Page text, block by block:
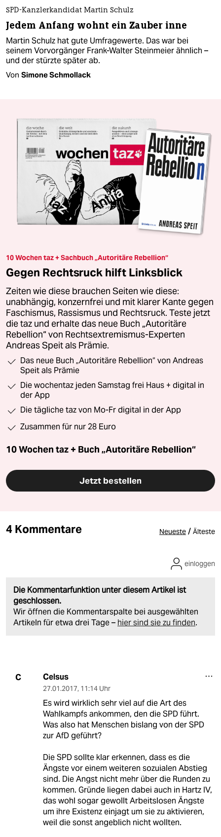
SPD-Kanzlerkandidat Martin Schulz
Jedem Anfang wohnt ein Zauber inne
Martin Schulz hat gute Umfragewerte. Das war bei
seinem Vorvorgänger Frank-Walter Steinmeier ähnlich –
und der stürzte später ab.
Von Simone Schmollack
10 Wochen taz + Sachbuch „Autoritäre Rebellion“
Gegen Rechtsruck hilft Linksblick
Zeiten wie diese brauchen Seiten wie diese:
unabhängig, konzernfrei und mit klarer Kante gegen
Faschismus, Rassismus und Rechtsruck. Teste jetzt
die taz und erhalte das neue Buch „Autoritäre
Rebellion“ von Rechtsextremismus-Experten
Andreas Speit als Prämie.
Das neue Buch „Autoritäre Rebellion“ von Andreas
Speit als Prämie
Die wochentaz jeden Samstag frei Haus + digital in
der App
Die tägliche taz von Mo-Fr digital in der App
Zusammen für nur 28 Euro
10 Wochen taz + Buch „Autoritäre Rebellion“
Jetzt bestellen
4 Kommentare Neueste / Älteste
Die Kommentarfunktion unter diesem Artikel ist
geschlossen.
Wir öffnen die Kommentarspalte bei ausgewählten
Artikeln für etwa drei Tage – hier sind sie zu finden.
einloggen
C Celsus
27.01.2017, 11:14 Uhr
Es wird wirklich sehr viel auf die Art des
Wahlkampfs ankommen, den die SPD führt.
Was also hat Menschen bislang von der SPD
zur AfD geführt?
Die SPD sollte klar erkennen, dass es die
Ängste vor einem weiteren sozuialen Abstieg
sind. Die Angst nicht mehr über die Runden zu
kommen. Gründe liegen dabei auch in Hartz IV,
das wohl sogar gewollt Arbeitslosen Ängste
um ihre Existenz einjagt um sie zu aktivieren,
weil die sonst angeblich nicht wollten.